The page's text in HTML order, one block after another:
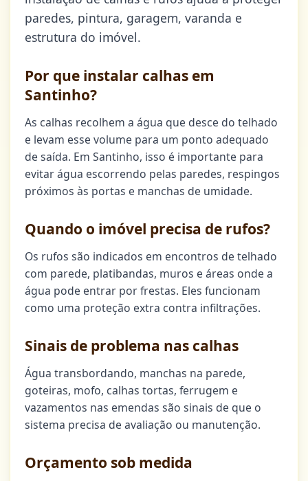
paredes, pintura, garagem, varanda e
estrutura do imóvel.
Por que instalar calhas em
Santinho?
As calhas recolhem a água que desce do telhado
e levam esse volume para um ponto adequado
de saída. Em Santinho, isso é importante para
evitar água escorrendo pelas paredes, respingos
próximos às portas e manchas de umidade.
Quando o imóvel precisa de rufos?
Os rufos são indicados em encontros de telhado
com parede, platibandas, muros e áreas onde a
água pode entrar por frestas. Eles funcionam
como uma proteção extra contra infiltrações.
Sinais de problema nas calhas
Água transbordando, manchas na parede,
goteiras, mofo, calhas tortas, ferrugem e
vazamentos nas emendas são sinais de que o
sistema precisa de avaliação ou manutenção.
Orçamento sob medida